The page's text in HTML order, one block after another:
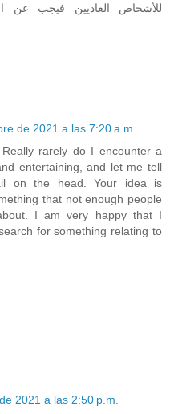
للأشخاص العاديين فيجب عن
de 2021 a las 7:20 a.m.
rarely do I encounter a
entertaining, and let me tell
on the head. Your idea is
that not enough people
I am very happy that I
for something relating to
2021 a las 2:50 p.m.